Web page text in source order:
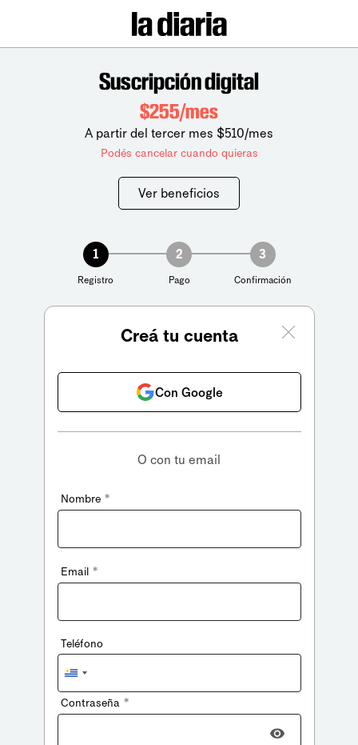
Suscripción digital
$255/mes
A partir del tercer mes $510/mes
Podés cancelar cuando quieras
Ver beneficios
1
Registro
2
Pago
3
Confirmación
Creá tu cuenta
Con Google
O con tu email
Nombre *
Email *
Teléfono
Uruguay
+598
Contraseña *